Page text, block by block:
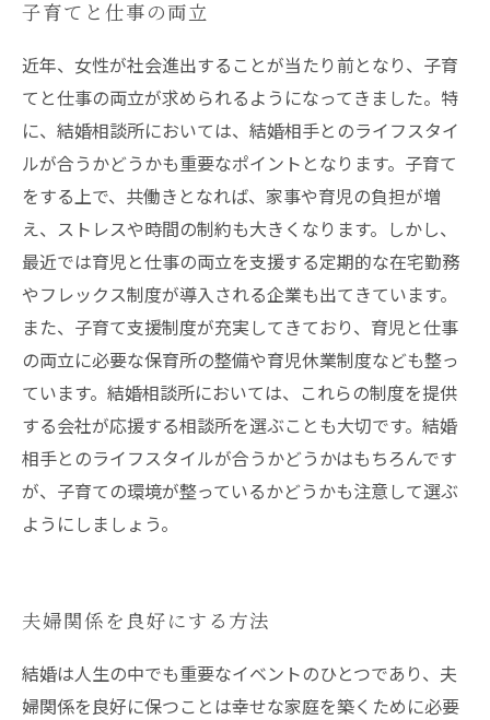
子育てと仕事の両立
近年、女性が社会進出することが当たり前となり、子育
てと仕事の両立が求められるようになってきました。特
に、結婚相談所においては、結婚相手とのライフスタイ
ルが合うかどうかも重要なポイントとなります。子育て
をする上で、共働きとなれば、家事や育児の負担が増
え、ストレスや時間の制約も大きくなります。しかし、
最近では育児と仕事の両立を支援する定期的な在宅勤務
やフレックス制度が導入される企業も出てきています。
また、子育て支援制度が充実してきており、育児と仕事
の両立に必要な保育所の整備や育児休業制度なども整っ
ています。結婚相談所においては、これらの制度を提供
する会社が応援する相談所を選ぶことも大切です。結婚
相手とのライフスタイルが合うかどうかはもちろんです
が、子育ての環境が整っているかどうかも注意して選ぶ
ようにしましょう。
夫婦関係を良好にする方法
結婚は人生の中でも重要なイベントのひとつであり、夫
婦関係を良好に保つことは幸せな家庭を築くために必要